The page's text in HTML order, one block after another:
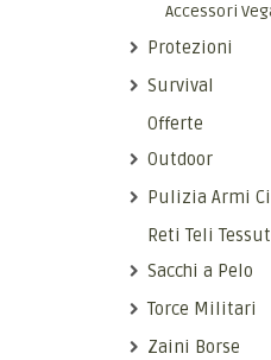
Accessori
Protezioni
Survival
Offerte
Outdoor
Pulizia Armi
Reti Teli
Sacchi a Pelo
Torce Militari
Zaini Borse